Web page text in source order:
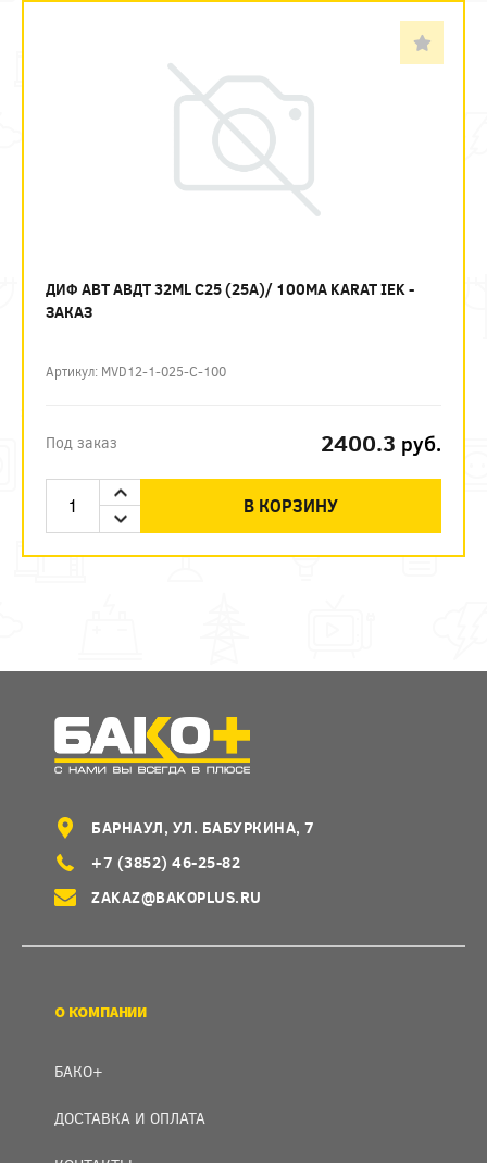
ДИФ АВТ АВДТ 32ML C25 (25А)/ 100МА KARAT IEK -
ЗАКАЗ
Артикул: MVD12-1-025-C-100
Под заказ 2400.3 руб.
В КОРЗИНУ
БАРНАУЛ, УЛ. БАБУРКИНА, 7
+7 (3852) 46-25-82
ZAKAZ@BAKOPLUS.RU
О КОМПАНИИ
БАКО+
ДОСТАВКА И ОПЛАТА